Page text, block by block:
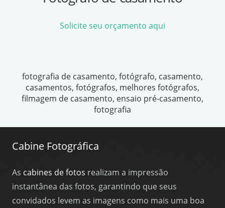
Solicite seu orçamento aqui
fotografia de casamento, fotógrafo, casamento,
casamentos, fotógrafos, melhores fotógrafos,
filmagem de casamento, ensaio pré-casamento,
fotografia
Cabine Fotográfica
As cabines de fotos realizam a impressão
instantânea das fotos, garantindo que seus
convidados levem as imagens como mais uma boa